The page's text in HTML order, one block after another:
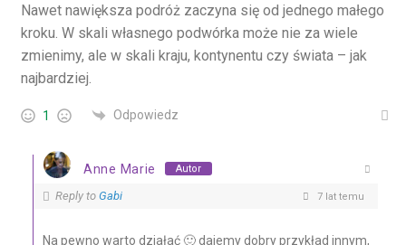
Nawet nawiększa podróż zaczyna się od jednego małego
kroku. W skali własnego podwórka może nie za wiele
zmienimy, ale w skali kraju, kontynentu czy świata – jak
najbardziej.
1 Odpowiedz
Anne Marie Autor
Reply to Gabi 7 lat temu
Na pewno warto działać 🙂 dajemy dobry przykład innym,